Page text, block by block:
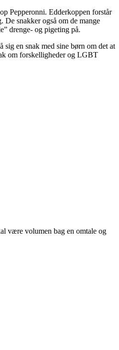
Pepperonni. Edderkoppen forstår
snakker også om de mange
drenge- og pigeting på.
en snak med sine børn om det at
om forskelligheder og LGBT
være volumen bag en omtale og